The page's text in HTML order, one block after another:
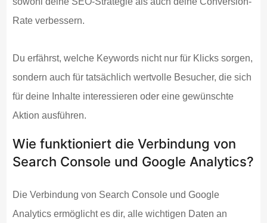
Rate verbessern.
Du erfährst, welche Keywords nicht nur für Klicks sorgen,
sondern auch für tatsächlich wertvolle Besucher, die sich
für deine Inhalte interessieren oder eine gewünschte
Aktion ausführen.
Wie funktioniert die Verbindung von
Search Console und Google Analytics?
Die Verbindung von Search Console und Google
Analytics ermöglicht es dir, alle wichtigen Daten an